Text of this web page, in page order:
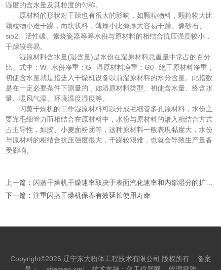
湿度的含水量及其粒度的匀称。
原材料的形状对干躁也有很大的影响，如颗粒物料，颗粒物大比
颗粒物小难干躁，而块状料，薄厚小比薄厚大容易干躁。像砂石、
sio2、活性碳、素烧瓷器等等水份与原材料的相结合抗压强度较小，
干躁较容易。
湿原材料含水量(湿含量)是水份在湿原材料总重量中常占的百分
比。式中：W--水份净重；G--湿原材料净重；G0--绝干原材料净重，
初使含水量就是指进入干燥机设备以前湿原材料的水分含量。此指数
是在一定必要条件下测量的，如湿原材料类型、初使含水量、终含水
量、暖风气温、环境温度湿度等。
闪蒸干燥机的工作湿原材料可以分成毛细管多孔原材料，水份主
要靠毛细管力而相结合在原材料中，水份与原材料的渗入相结合方式
占主导性，如胶、小麦面粉团等，这种原材料一般表現黏度大，水份
与原材料的相结合抗压强度很大，干躁较艰难，也就会导致生产量备
受影响。
上一篇： 闪蒸干燥机干燥速率取决于表面汽化速率和内部湿分的扩散速率
下一篇：注重闪蒸干燥机保养有效延长使用寿命
Copyright©2026 辽宁东大粉体工程技术有限公司 版权所有 备案